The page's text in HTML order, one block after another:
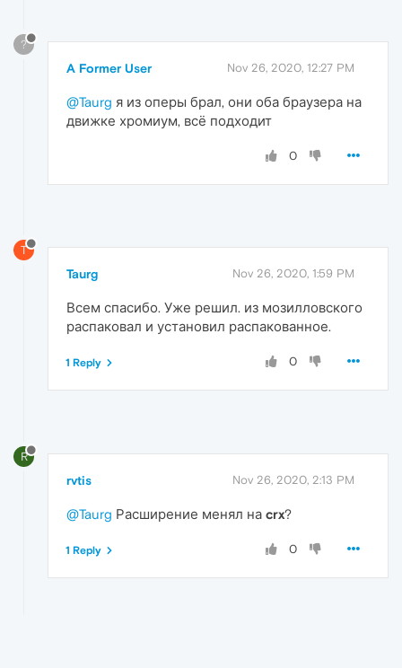
?
A Former User Nov 26, 2020, 12:27 PM
@Taurg я из оперы брал, они оба браузера на
движке хромиум, всё подходит
0
T
Taurg Nov 26, 2020, 1:59 PM
Всем спасибо. Уже решил. из мозилловского
распаковал и установил распакованное.
0
1 Reply
R
rvtis Nov 26, 2020, 2:13 PM
@Taurg Расширение менял на crx?
0
1 Reply